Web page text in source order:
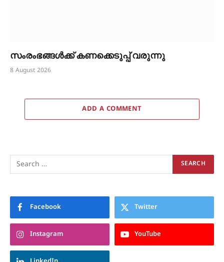
സംരംഭങ്ങൾക്ക് കണക്കെടുപ്പ് വരുന്നു
8 August 2026
ADD A COMMENT
Facebook Twitter
Instagram YouTube